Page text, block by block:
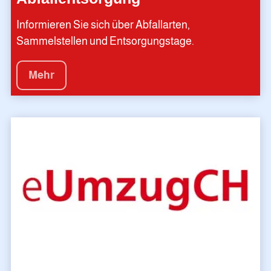
Informieren Sie sich über Abfallarten,
Sammelstellen und Entsorgungstage.
Mehr